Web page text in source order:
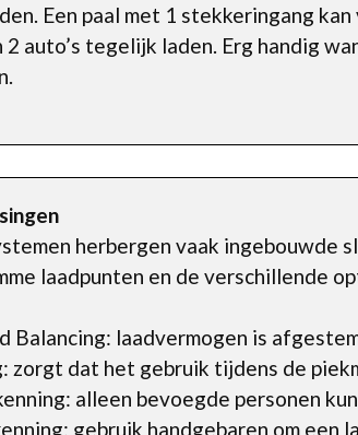
Een paal met 1 stekkeringang
2 auto’s tegelijk laden. Erg handig
herbergen vaak ingebouwde
laadpunten en de verschillende
Balancing: laadvermogen is
zorgt dat het gebruik tijdens de
alleen bevoegde personen
gebruik handgebaren om een